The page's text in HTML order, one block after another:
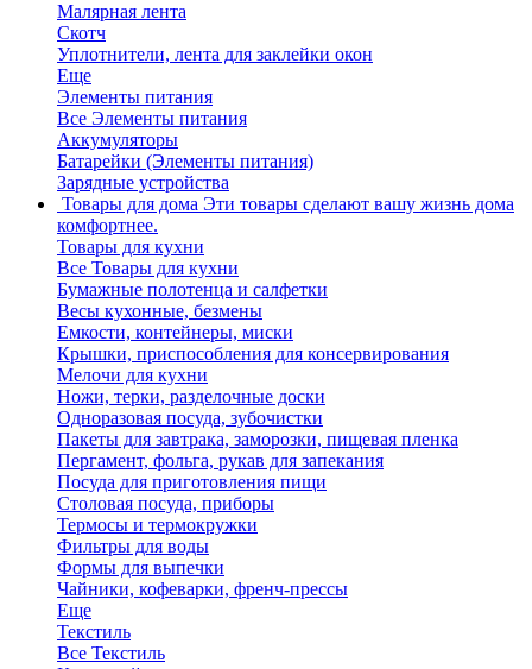
Малярная лента
Скотч
Уплотнители, лента для заклейки окон
Еще
Элементы питания
Все Элементы питания
Аккумуляторы
Батарейки (Элементы питания)
Зарядные устройства
Товары для дома Эти товары сделают вашу жизнь дома
комфортнее.
Товары для кухни
Все Товары для кухни
Бумажные полотенца и салфетки
Весы кухонные, безмены
Емкости, контейнеры, миски
Крышки, приспособления для консервирования
Мелочи для кухни
Ножи, терки, разделочные доски
Одноразовая посуда, зубочистки
Пакеты для завтрака, заморозки, пищевая пленка
Пергамент, фольга, рукав для запекания
Посуда для приготовления пищи
Столовая посуда, приборы
Термосы и термокружки
Фильтры для воды
Формы для выпечки
Чайники, кофеварки, френч-прессы
Еще
Текстиль
Все Текстиль